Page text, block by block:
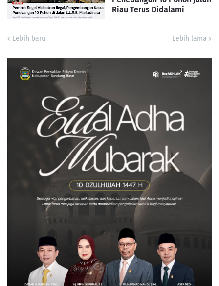
Riau Terus Didalami
Lebih baru Lebih lama